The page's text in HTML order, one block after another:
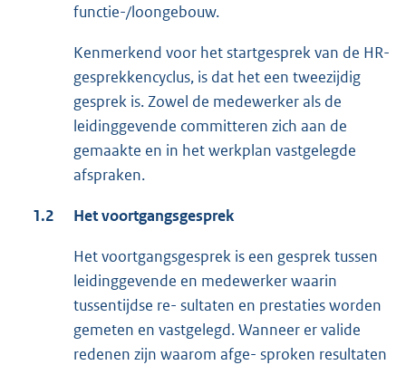
functie-/loongebouw.
Kenmerkend voor het startgesprek van de HR-
gesprekkencyclus, is dat het een tweezijdig
gesprek is. Zowel de medewerker als de
leidinggevende committeren zich aan de
gemaakte en in het werkplan vastgelegde
afspraken.
1.2 Het voortgangsgesprek
Het voortgangsgesprek is een gesprek tussen
leidinggevende en medewerker waarin
tussentijdse re- sultaten en prestaties worden
gemeten en vastgelegd. Wanneer er valide
redenen zijn waarom afge- sproken resultaten